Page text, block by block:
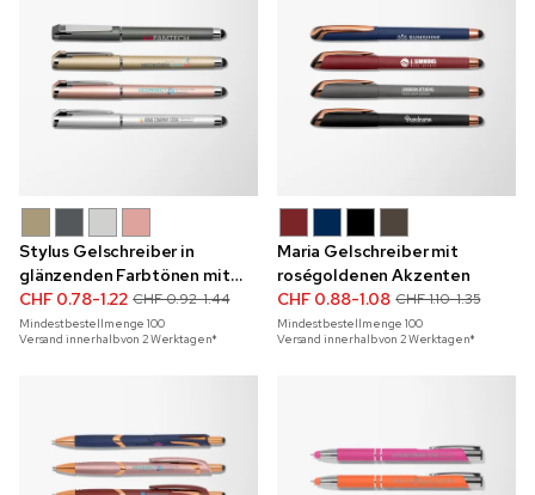
Stylus Gelschreiber in
glänzenden Farbtönen mit
Vollfarbdruck
CHF 0.78-1.22 CHF 0.92-1.44
Mindestbestellmenge100
Versand innerhalb von 2 Werktagen*
Maria Gelschreiber mit
roségoldenen Akzenten
CHF 0.88-1.08 CHF 1.10-1.35
Mindestbestellmenge100
Versand innerhalb von 2 Werktagen*